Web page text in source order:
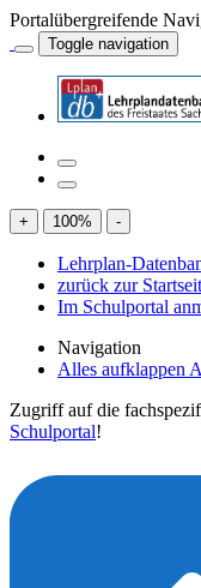
Portalübergreifende
Toggle navigation
+ 100% -
Lehrplan-
zurück zur
Im Schulportal
Navigation
Alles aufklappen
Zugriff auf die
Schulportal!